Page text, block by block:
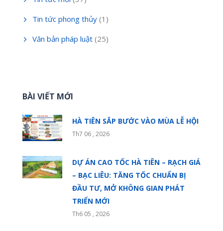
Tin tức phong thủy (1)
Văn bản pháp luật (25)
BÀI VIẾT MỚI
HÀ TIÊN SẮP BƯỚC VÀO MÙA LỄ HỘI
Th7 06 , 2026
DỰ ÁN CAO TỐC HÀ TIÊN – RẠCH GIÁ
– BẠC LIÊU: TĂNG TỐC CHUẨN BỊ
ĐẦU TƯ, MỞ KHÔNG GIAN PHÁT
TRIỂN MỚI
Th6 05 , 2026